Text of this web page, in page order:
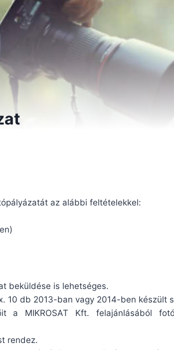
az alábbi feltételekkel:
beküldése is lehetséges.
10 db 2013-ban vagy 2014-ben készült
a MIKROSAT Kft. felajánlásából
rendez.